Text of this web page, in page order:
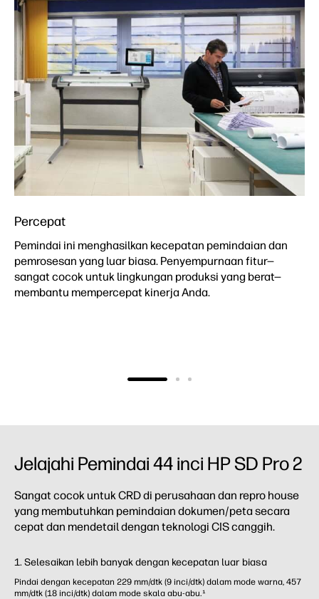
Percepat
Pemindai ini menghasilkan kecepatan pemindaian dan
pemrosesan yang luar biasa. Penyempurnaan fitur—
sangat cocok untuk lingkungan produksi yang berat—
membantu mempercepat kinerja Anda.
Jelajahi Pemindai 44 inci HP SD Pro 2
Sangat cocok untuk CRD di perusahaan dan repro house
yang membutuhkan pemindaian dokumen/peta secara
cepat dan mendetail dengan teknologi CIS canggih.
1. Selesaikan lebih banyak dengan kecepatan luar biasa
Pindai dengan kecepatan 229 mm/dtk (9 inci/dtk) dalam mode warna, 457
mm/dtk (18 inci/dtk) dalam mode skala abu-abu.¹